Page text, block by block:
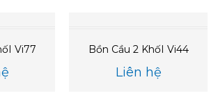
Vi77 Bồn Cầu 2 KhốI Vi44
Liên hệ